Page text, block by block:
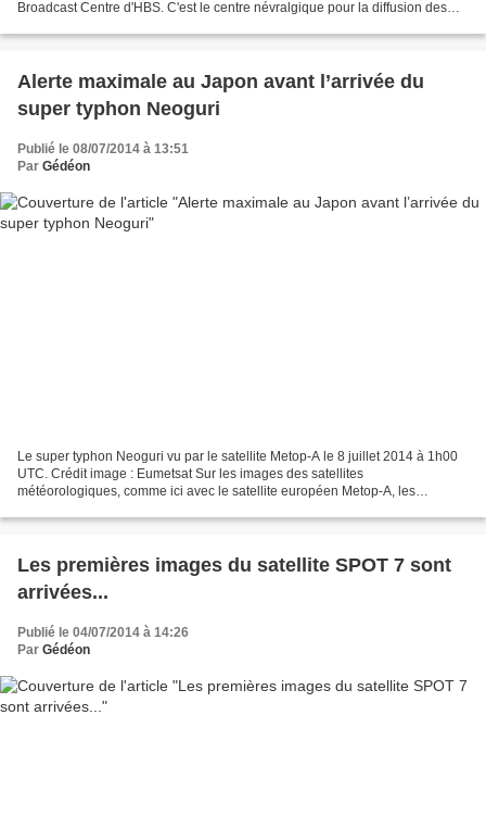
Broadcast Centre d'HBS. C'est le centre névralgique pour la diffusion des
Alerte maximale au Japon avant l’arrivée du
super typhon Neoguri
Publié le 08/07/2014 à 13:51
Par Gédéon
Le super typhon Neoguri vu par le satellite Metop-A le 8 juillet 2014 à 1h00
UTC. Crédit image : Eumetsat Sur les images des satellites
météorologiques, comme ici avec le satellite européen Metop-A, les
Les premières images du satellite SPOT 7 sont
arrivées...
Publié le 04/07/2014 à 14:26
Par Gédéon